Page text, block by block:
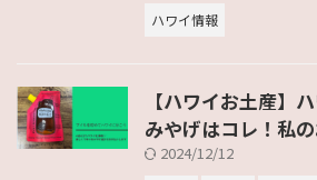
ハワイ情報
【ハワイお土産】
みやげはコレ！私
2024/12/12